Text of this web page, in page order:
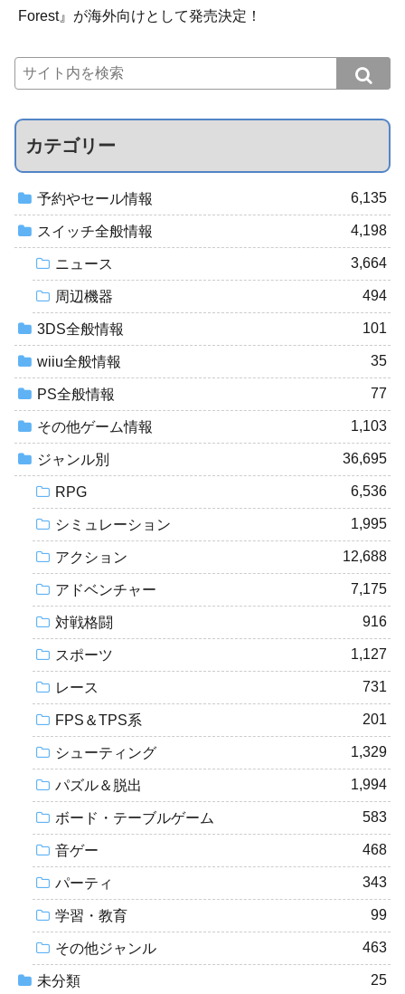
Forest』が海外向けとして発売決定！
カテゴリー
予約やセール情報 6,135
スイッチ全般情報 4,198
ニュース 3,664
周辺機器 494
3DS全般情報 101
wiiu全般情報 35
PS全般情報 77
その他ゲーム情報 1,103
ジャンル別 36,695
RPG 6,536
シミュレーション 1,995
アクション 12,688
アドベンチャー 7,175
対戦格闘 916
スポーツ 1,127
レース 731
FPS＆TPS系 201
シューティング 1,329
パズル＆脱出 1,994
ボード・テーブルゲーム 583
音ゲー 468
パーティ 343
学習・教育 99
その他ジャンル 463
未分類 25